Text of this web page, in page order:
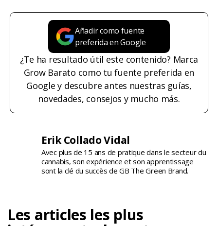
Añadir como fuente
preferida en Google
¿Te ha resultado útil este contenido? Marca
Grow Barato como tu fuente preferida en
Google y descubre antes nuestras guías,
novedades, consejos y mucho más.
Erik Collado Vidal
Avec plus de 15 ans de pratique dans le secteur du
cannabis, son expérience et son apprentissage
sont la clé du succès de GB The Green Brand.
Les articles les plus